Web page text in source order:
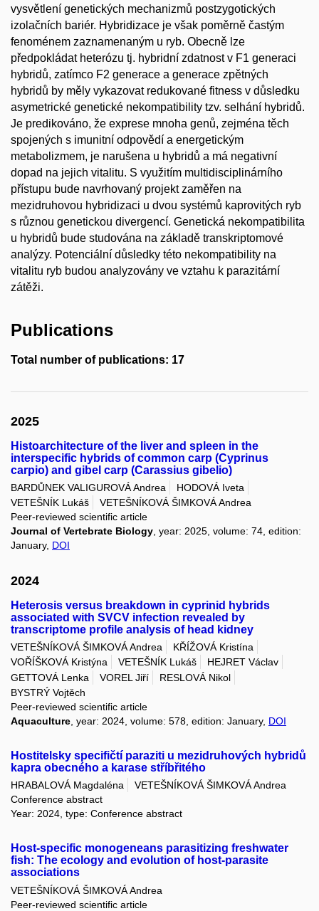
vysvětlení genetických mechanizmů postzygotických
izolačních bariér. Hybridizace je však poměrně častým
fenoménem zaznamenaným u ryb. Obecně lze
předpokládat heterózu tj. hybridní zdatnost v F1 generaci
hybridů, zatímco F2 generace a generace zpětných
hybridů by měly vykazovat redukované fitness v důsledku
asymetrické genetické nekompatibility tzv. selhání hybridů.
Je predikováno, že exprese mnoha genů, zejména těch
spojených s imunitní odpovědí a energetickým
metabolizmem, je narušena u hybridů a má negativní
dopad na jejich vitalitu. S využitím multidisciplinárního
přístupu bude navrhovaný projekt zaměřen na
mezidruhovou hybridizaci u dvou systémů kaprovitých ryb
s různou genetickou divergencí. Genetická nekompatibilita
u hybridů bude studována na základě transkriptomové
analýzy. Potenciální důsledky této nekompatibility na
vitalitu ryb budou analyzovány ve vztahu k parazitární
zátěži.
Publications
Total number of publications: 17
2025
Histoarchitecture of the liver and spleen in the
interspecific hybrids of common carp (Cyprinus
carpio) and gibel carp (Carassius gibelio)
BARDŮNEK VALIGUROVÁ Andrea
HODOVÁ Iveta
VETEŠNÍK Lukáš
VETEŠNÍKOVÁ ŠIMKOVÁ Andrea
Peer-reviewed scientific article
Journal of Vertebrate Biology, year: 2025, volume: 74, edition:
January, DOI
2024
Heterosis versus breakdown in cyprinid hybrids
associated with SVCV infection revealed by
transcriptome profile analysis of head kidney
VETEŠNÍKOVÁ ŠIMKOVÁ Andrea
KŘÍŽOVÁ Kristína
VOŘÍŠKOVÁ Kristýna
VETEŠNÍK Lukáš
HEJRET Václav
GETTOVÁ Lenka
VOREL Jiří
RESLOVÁ Nikol
BYSTRÝ Vojtěch
Peer-reviewed scientific article
Aquaculture , year: 2024, volume: 578, edition: January, DOI
Hostitelsky specifičtí paraziti u mezidruhových hybridů
kapra obecného a karase stříbřitého
HRABALOVÁ Magdaléna
VETEŠNÍKOVÁ ŠIMKOVÁ Andrea
Conference abstract
Year: 2024, type: Conference abstract
Host-specific monogeneans parasitizing freshwater
fish: The ecology and evolution of host-parasite
associations
VETEŠNÍKOVÁ ŠIMKOVÁ Andrea
Peer-reviewed scientific article